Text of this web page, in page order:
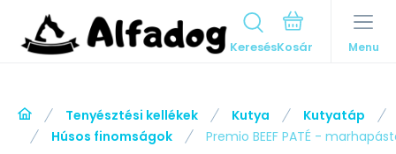
Keresés Menu
Tenyésztési kellékek Kutya
Kutyatáp
Húsos finomságok
Premio BEEF PATÉ -